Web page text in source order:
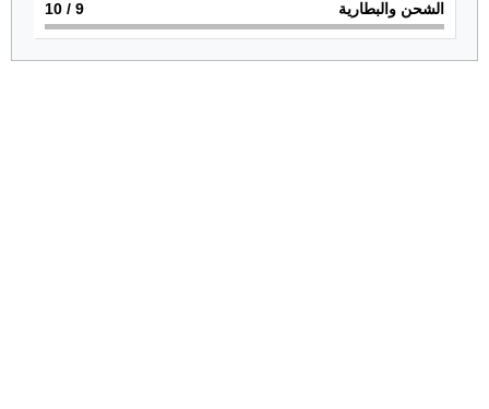
الشحن والبطارية 9
/ 10